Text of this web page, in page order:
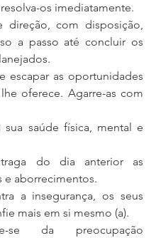
os imediatamente.
direção, com disposição,
a passo até concluir os
escapar as oportunidades
oferece. Agarre-as com
saúde física, mental e
do dia anterior as
e aborrecimentos.
a insegurança, os seus
mais em si mesmo (a).
se da preocupação